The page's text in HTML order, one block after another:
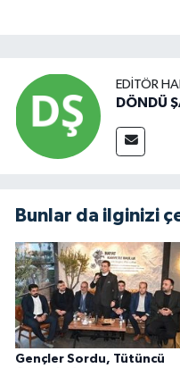
EDITÖR
DÖNDÜ
Bunlar da ilginizi
Gençler Sordu, Tütüncü